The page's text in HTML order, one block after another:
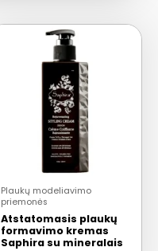
Plaukų modeliavimo
priemonės
Atstatomasis plaukų
formavimo kremas
Saphira su mineralais